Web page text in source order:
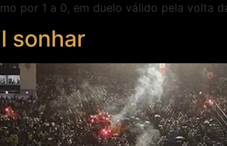
por 1 a 0, em duelo válido pela volta
sonhar